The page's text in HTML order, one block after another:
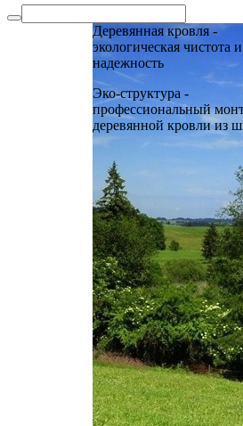
Деревянная кровля -
экологическая чистота и
надежность
Эко-структура -
профессиональный
деревянной кровли из